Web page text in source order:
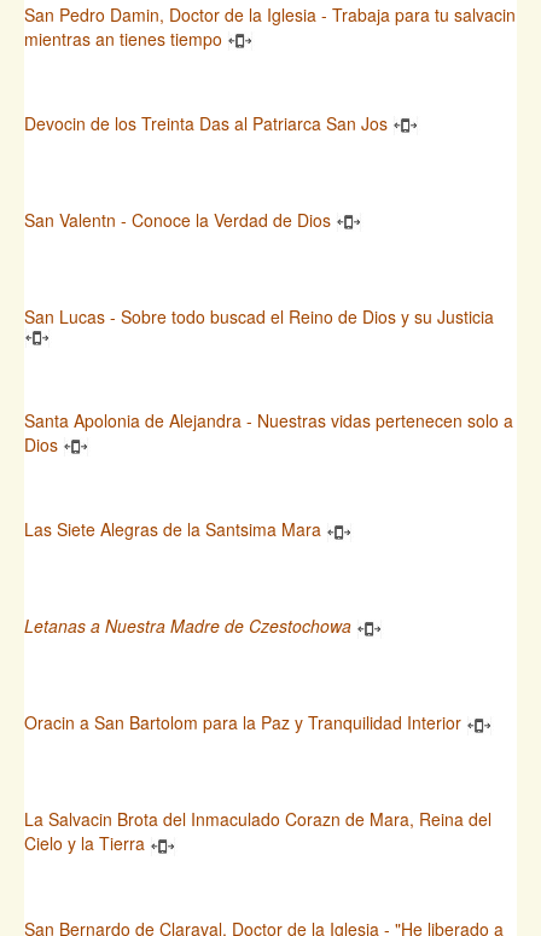
San Pedro Damin, Doctor de la Iglesia - Trabaja para tu salvacin
mientras an tienes tiempo
Devocin de los Treinta Das al Patriarca San Jos
San Valentn - Conoce la Verdad de Dios
San Lucas - Sobre todo buscad el Reino de Dios y su Justicia
Santa Apolonia de Alejandra - Nuestras vidas pertenecen solo a
Dios
Las Siete Alegras de la Santsima Mara
Letanas a Nuestra Madre de Czestochowa
Oracin a San Bartolom para la Paz y Tranquilidad Interior
La Salvacin Brota del Inmaculado Corazn de Mara, Reina del
Cielo y la Tierra
San Bernardo de Claraval, Doctor de la Iglesia - "He liberado a